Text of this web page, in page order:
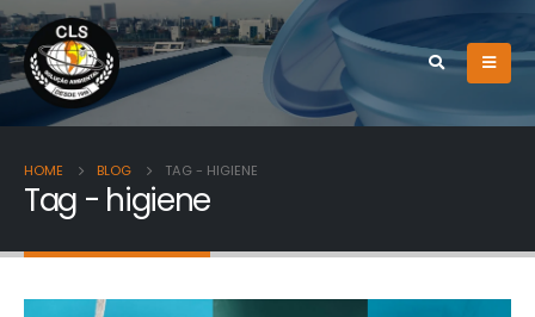
HOME BLOG TAG - HIGIENE
Tag - higiene